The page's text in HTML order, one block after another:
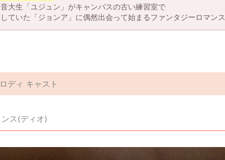
大生「ユジュン」がキャンパスの古い練習室で
ていた「ジョンア」に偶然出会って始まるファンタジーロマンス
ディ キャスト
ス(ディオ)